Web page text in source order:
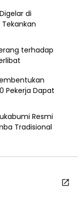
di
terhadap
Pekerja Dapat
Resmi
Tradisional